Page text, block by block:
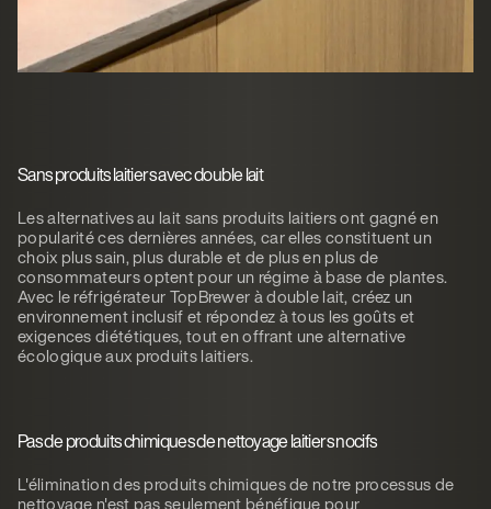
Sans produits laitiers avec double lait
Les alternatives au lait sans produits laitiers ont gagné en
popularité ces dernières années, car elles constituent un
choix plus sain, plus durable et de plus en plus de
consommateurs optent pour un régime à base de plantes.
Avec le réfrigérateur TopBrewer à double lait, créez un
environnement inclusif et répondez à tous les goûts et
exigences diététiques, tout en offrant une alternative
écologique aux produits laitiers.
Pas de produits chimiques de nettoyage laitiers nocifs
L'élimination des produits chimiques de notre processus de
nettoyage n'est pas seulement bénéfique pour